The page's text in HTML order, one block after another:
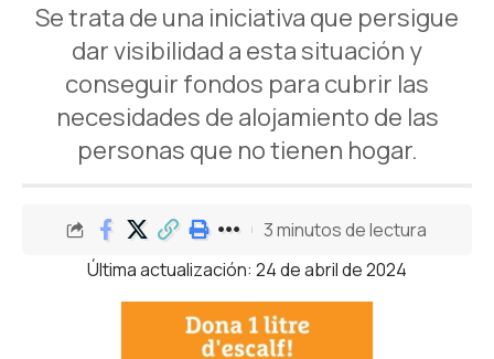
Se trata de una iniciativa que persigue
dar visibilidad a esta situación y
conseguir fondos para cubrir las
necesidades de alojamiento de las
personas que no tienen hogar.
Última actualización: 24 de abril de 2024
3 minutos de lectura